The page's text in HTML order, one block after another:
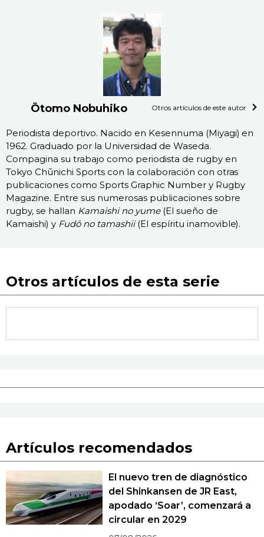
Ōtomo Nobuhiko Otros artículos de este autor
Periodista deportivo. Nacido en Kesennuma (Miyagi) en
1962. Graduado por la Universidad de Waseda.
Compagina su trabajo como periodista de rugby en
Tokyo Chūnichi Sports con la colaboración con otras
publicaciones como Sports Graphic Number y Rugby
Magazine. Entre sus numerosas publicaciones sobre
rugby, se hallan Kamaishi no yume(El sueño de
Kamaishi) y Fudō no tamashii(El espíritu inamovible).
Otros artículos de esta serie
Artículos recomendados
El nuevo tren de diagnóstico
del Shinkansen de JR East,
apodado ‘Soar’, comenzará a
circular en 2029